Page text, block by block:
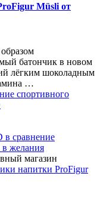
Müsli от
батончик в новом
лёгким шоколадным
…
в сравнение
желания